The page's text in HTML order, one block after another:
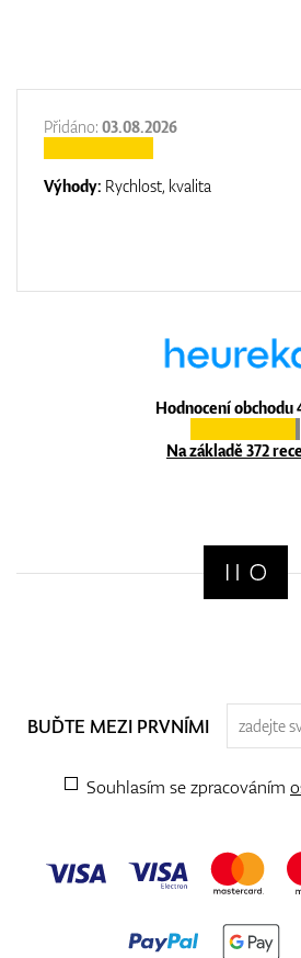
Hodnocení obchodu
Na základě 372
Přidáno: 03.08.2026
Výhody: Rychlost, kvalita
BUĎTE MEZI PRVNÍMI
Souhlasím se zpracováním